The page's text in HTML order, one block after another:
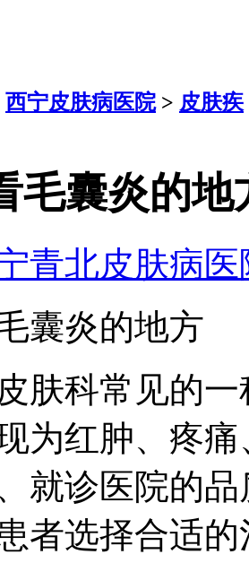
西宁皮肤病医院> 皮肤疾
毛囊炎的地
青北皮肤病医
囊炎的地方
肤科常见的
为红肿、疼
就诊医院的
者选择合适